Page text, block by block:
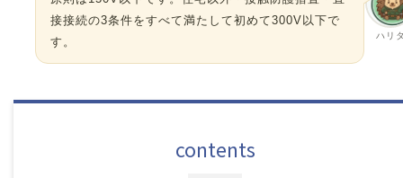
ハリ
接接続の3条件をすべて満たして初めて300V以下で
す。
contents